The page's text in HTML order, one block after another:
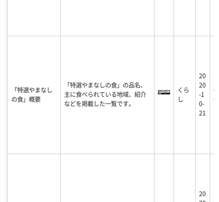
「特選やまなし
の食」概要
「特選やまなしの食」の品名、
主に食べられている地域、紹介
などを掲載した一覧です。
くら
し
20
20
-1
0-
21
20